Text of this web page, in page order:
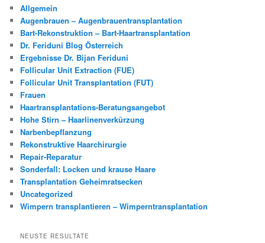
Allgemein
Augenbrauen – Augenbrauentransplantation
Bart-Rekonstruktion – Bart-Haartransplantation
Dr. Feriduni Blog Österreich
Ergebnisse Dr. Bijan Feriduni
Follicular Unit Extraction (FUE)
Follicular Unit Transplantation (FUT)
Frauen
Haartransplantations-Beratungsangebot
Hohe Stirn – Haarlinenverkürzung
Narbenbepflanzung
Rekonstruktive Haarchirurgie
Repair-Reparatur
Sonderfall: Locken und krause Haare
Transplantation Geheimratsecken
Uncategorized
Wimpern transplantieren – Wimperntransplantation
NEUSTE RESULTATE